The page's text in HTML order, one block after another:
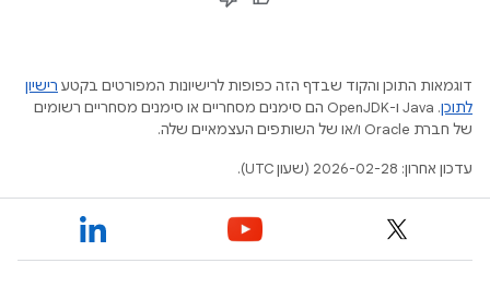
דוגמאות התוכן והקוד שבדף הזה כפופות לרישיונות המפורטים בקטע רישיון
לתוכן
.‏ Java ו-OpenJDK הם סימנים מסחריים או סימנים מסחריים רשומים
של חברת Oracle ו/או של השותפים העצמאיים שלה.
עדכון אחרון: 2026-02-28 (שעון UTC).